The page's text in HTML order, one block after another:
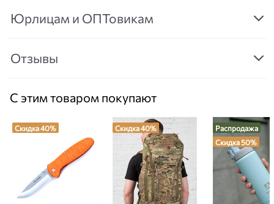
Юрлицам и ОПТовикам
Отзывы
С этим товаром покупают
Скидка 40% Скидка 40%
Распродажа
Скидка 50%